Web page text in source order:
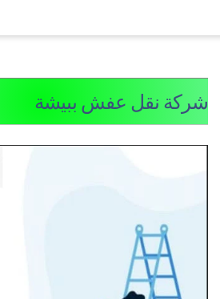
نقل عفش ببيشة